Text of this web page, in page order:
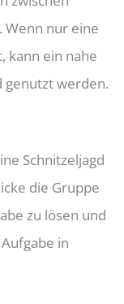
Wenn nur eine
kann ein nahe
genutzt werden.
Schnitzeljagd
die Gruppe
zu lösen und
in